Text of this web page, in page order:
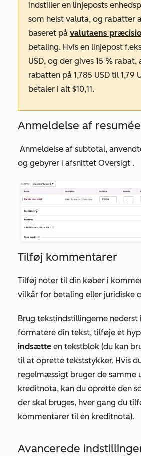
indstiller en linjeposts
som helst valuta, og rabatter
baseret på valutaens
betaling. Hvis en linjepost
USD, og der gives 15 % rabat,
rabatten på 1,785 USD til 1,79
betaler i alt $10,11.
Anmeldelse af
Anmeldelse af subtotal,
og gebyrer i afsnittet Oversigt .
Tilføj kommentarer
Tilføj noter til din køber i
vilkår for betaling eller juridiske
Brug tekstindstillingerne
formatere din tekst, tilføje et
indsætte en tekstblok (du kan
til at oprette tekststykker. Hvis
regelmæssigt bruger de samme
kreditnota, kan du oprette den
der skal bruges, hver gang du
kommentarer til en kreditnota).
Avancerede